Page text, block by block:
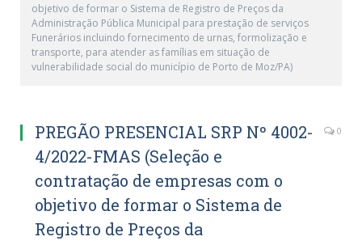
objetivo de formar o Sistema de Registro de Preços da
Administração Pública Municipal para prestação de serviços
Funerários incluindo fornecimento de urnas, formolização e
transporte, para atender as famílias em situação de
vulnerabilidade social do município de Porto de Moz/PA)
PREGÃO PRESENCIAL SRP Nº 4002-
4/2022-FMAS (Seleção e
contratação de empresas com o
objetivo de formar o Sistema de
Registro de Preços da
0